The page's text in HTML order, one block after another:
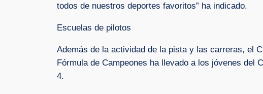
todos de nuestros deportes favoritos” ha indicado.
Escuelas de pilotos
Además de la actividad de la pista y las carreras, el
Fórmula de Campeones ha llevado a los jóvenes del
4.